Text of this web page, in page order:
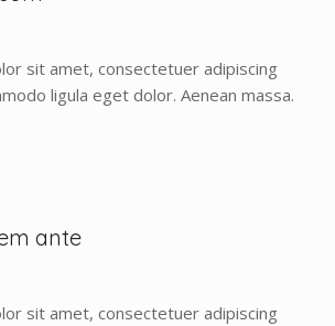
sit amet, consectetuer adipiscing
ligula eget dolor. Aenean massa.
ante
sit amet, consectetuer adipiscing